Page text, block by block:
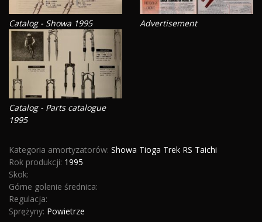
Catalog - Showa 1995 Advertisement
Catalog - Parts catalogue
1995
Kategoria amortyzatorów: Showa Tioga Trek RS Taichi
Rok produkcji: 1995
Skok:
Górne golenie średnica:
Regulacja:
Sprężyny: Powietrze